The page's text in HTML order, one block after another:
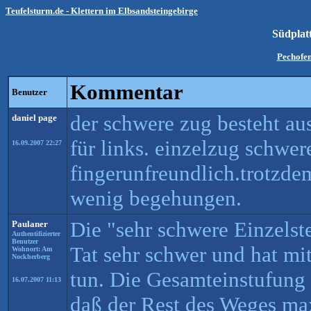
Teufelsturm.de - Klettern im Elbsandsteingebirge
Benutzer Kommentar
daniel page
16.09.2007 22:27
der schwere zug besteht
für links. einzelzug
wenig begehungen.
Paulaner
Authentifizierter
Benutzer
Wohnort: Am
Nockherberg
16.07.2007 11:13
Die "sehr schwere
Tat sehr schwer und hat
tun. Die
daß der Rest des Weges